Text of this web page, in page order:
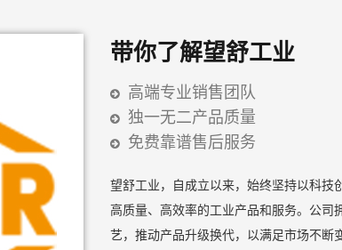
带你了解望舒工业
高端专业销售团队
独一无二产品质量
免费靠谱售后服务
望舒工业，自成立以来，始终坚持以科技
高质量、高效率的工业产品和服务。公司
艺，推动产品升级换代，以满足市场不断